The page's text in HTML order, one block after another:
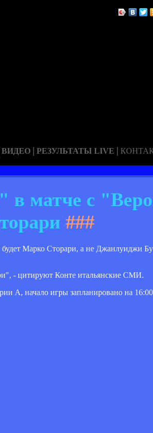
ВИДЕО | РЕЗУЛЬТАТЫ LIVE |
матче с
###
Марко Сторари, а не Джанлуиджи
- цитируют Конте итальянские СМИ.
А, начало игры запланировано на